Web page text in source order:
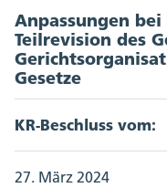
Anpassungen
Teilrevision des
Gesetze
KR-Beschluss vom:
27. März 2024